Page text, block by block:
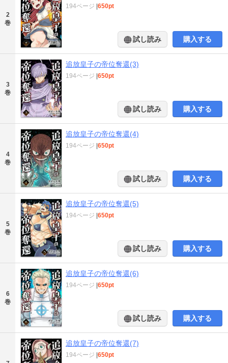
2
巻
194ページ |650pt
試し読み 購入する
3
巻
追放皇子の帝位奪還(3)
194ページ |650pt
試し読み 購入する
4
巻
追放皇子の帝位奪還(4)
194ページ |650pt
試し読み 購入する
5
巻
追放皇子の帝位奪還(5)
194ページ |650pt
試し読み 購入する
6
巻
追放皇子の帝位奪還(6)
194ページ |650pt
試し読み 購入する
追放皇子の帝位奪還(7)
194ページ |650pt